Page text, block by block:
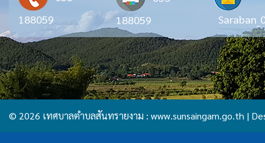
188059
188059
© 2026 เทศบาลตำบลสันทรายงาม : www.sunsaingam.go.th |